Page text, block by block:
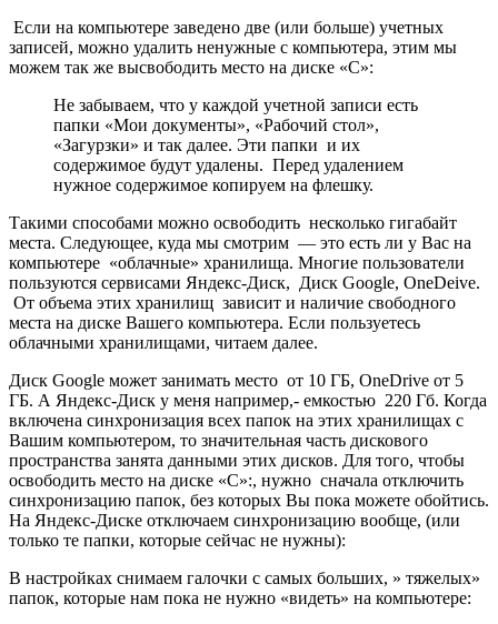
Если на компьютере заведено две (или больше) учетных
записей, можно удалить ненужные с компьютера, этим мы
можем так же высвободить место на диске «С»:
Не забываем, что у каждой учетной записи есть
папки «Мои документы», «Рабочий стол»,
«Загурзки» и так далее. Эти папки и их
содержимое будут удалены. Перед удалением
нужное содержимое копируем на флешку.
Такими способами можно освободить несколько гигабайт
места. Следующее, куда мы смотрим — это есть ли у Вас на
компьютере «облачные» хранилища. Многие пользователи
пользуются сервисами Яндекс-Диск, Диск Google, OneDeive.
От объема этих хранилищ зависит и наличие свободного
места на диске Вашего компьютера. Если пользуетесь
облачными хранилищами, читаем далее.
Диск Google может занимать место от 10 ГБ, OneDrive от 5
ГБ. А Яндекс-Диск у меня например,- емкостью 220 Гб. Когда
включена синхронизация всех папок на этих хранилищах с
Вашим компьютером, то значительная часть дискового
пространства занята данными этих дисков. Для того, чтобы
освободить место на диске «С»:, нужно сначала отключить
синхронизацию папок, без которых Вы пока можете обойтись.
На Яндекс-Диске отключаем синхронизацию вообще, (или
только те папки, которые сейчас не нужны):
В настройках снимаем галочки с самых больших, » тяжелых»
папок, которые нам пока не нужно «видеть» на компьютере: